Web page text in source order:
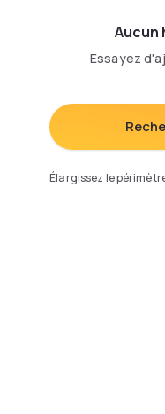
Aucun
Essayez
Élargissez le